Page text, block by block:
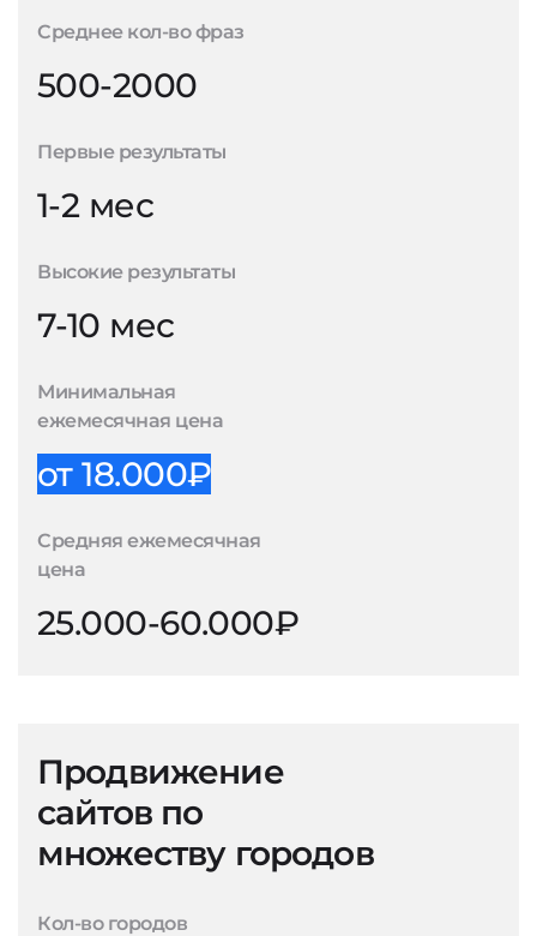
Среднее кол-во фраз
500-2000
Первые результаты
1-2 мес
Высокие результаты
7-10 мес
Минимальная
ежемесячная цена
от 18.000₽
Средняя ежемесячная
цена
25.000-60.000₽
Продвижение
сайтов по
множеству городов
Кол-во городов